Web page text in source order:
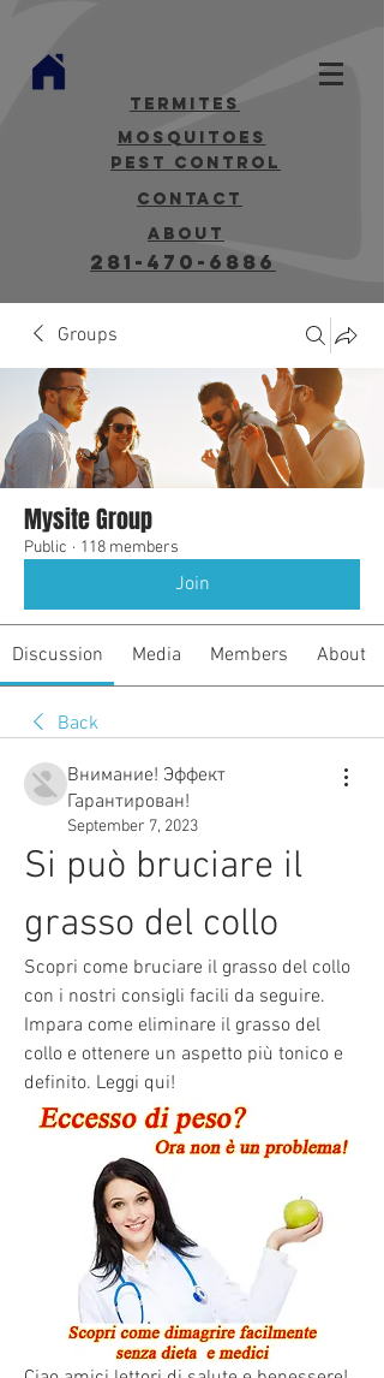
termites
mosquitoes
Pest Control
contact
about
281-470-6886
Groups
Mysite Group
Public · 118 members
Join
Discussion Media Members About
Back
Внимание! Эффект
Гарантирован!
September 7, 2023
Si può bruciare il
grasso del collo
Scopri come bruciare il grasso del collo
con i nostri consigli facili da seguire.
Impara come eliminare il grasso del
collo e ottenere un aspetto più tonico e
definito. Leggi qui!